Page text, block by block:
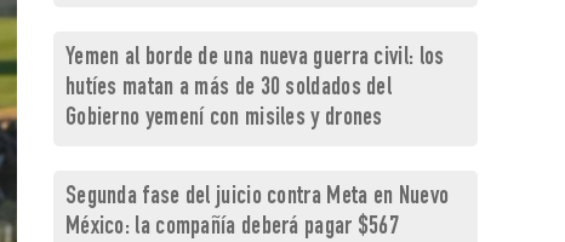
Yemen al borde de una nueva guerra civil: los
hutíes matan a más de 30 soldados del
Gobierno yemení con misiles y drones
Segunda fase del juicio contra Meta en Nuevo
México: la compañía deberá pagar $567